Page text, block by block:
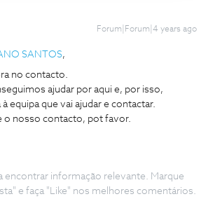
Forum|Forum|4 years ago
SANTOS,
no contacto.
ajudar por aqui e, por isso,
equipa que vai ajudar e contactar.
o nosso contacto, pot favor.
encontrar informação relevante. Marque
e faça "Like" nos melhores comentários.